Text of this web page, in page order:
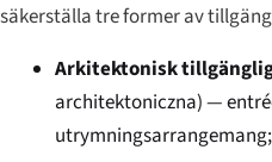
säkerställa tre former av
Arkitektonisk
architektoniczna) —
utrymningsarrangemang;